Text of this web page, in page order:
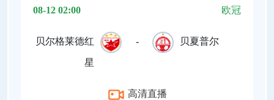
08-12 02:00 欧冠
贝尔格莱德红
星
- 贝夏普尔
高清直播